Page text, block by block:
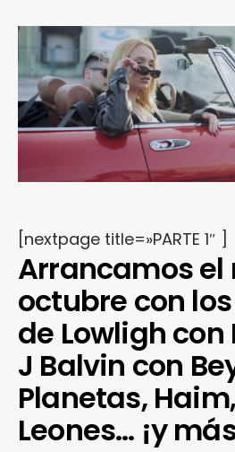
[nextpage title=»PARTE 1″ ]
Arrancamos el
octubre con
de Lowligh con
J Balvin con
Planetas,
Leones… ¡y